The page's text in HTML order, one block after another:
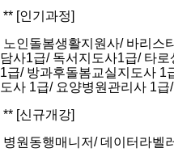
** [인기과정]
노인돌봄생활지원사/ 바리스
담사1급/ 독서지도사1급/ 타
1급/ 방과후돌봄교실지도사 1
도사 1급/ 요양병원관리사 1
** [신규개강]
병원동행매니저/ 데이터라벨